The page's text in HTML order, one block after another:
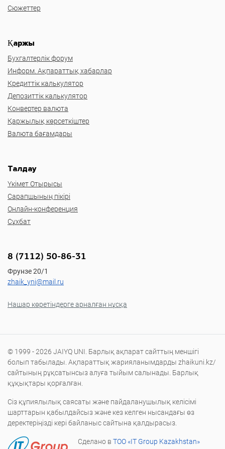
Сюжеттер
Қаржы
Бухгалтерлік форум
Информ. Ақпараттық хабарлар
Кредиттік калькулятор
Депозиттік калькулятор
Конвертер валюта
Қаржылық көрсеткіштер
Валюта бағамдары
Талдау
Үкімет Отырысы
Сарапшының пікірі
Онлайн-конференция
Сұхбат
8 (7112) 50-86-31
Фрунзе 20/1
zhaik_yni@mail.ru
Нашар көретіндерге арналған нұсқа
© 1999 - 2026 JAIYQ UNI. Барлық ақпарат сайттың меншігі
болып табылады. Ақпараттық жарияланымдарды zhaikuni.kz/
сайтының рұқсатынсыз алуға тыйым салынады. Барлық
құқықтары қорғалған.
Сіз құпиялылық саясаты және пайдаланушылық келісімі
шарттарын қабылдайсыз және кез келген нысандағы өз
деректеріңізді кері байланыс сайтына қалдырасыз.
Сделано в ТОО «IT Group Kazakhstan»